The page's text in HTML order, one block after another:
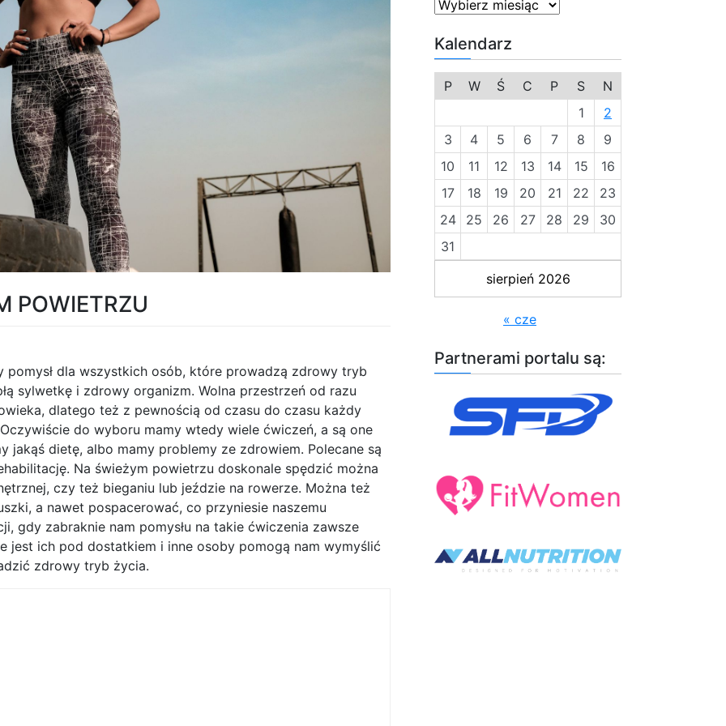
POWIETRZU
dla wszystkich osób, które prowadzą zdrowy tryb
sylwetkę i zdrowy organizm. Wolna przestrzeń od razu
dlatego też z pewnością od czasu do czasu każdy
do wyboru mamy wtedy wiele ćwiczeń, a są one
jakąś dietę, albo mamy problemy ze zdrowiem. Polecane są
Na świeżym powietrzu doskonale spędzić można
czy też bieganiu lub jeździe na rowerze. Można też
a nawet pospacerować, co przyniesie naszemu
gdy zabraknie nam pomysłu na takie ćwiczenia zawsze
jest ich pod dostatkiem i inne osoby pomogą nam wymyślić
zdrowy tryb życia.
Kalendarz
sierpień 2026
P W Ś C P S
N
1
2
3
4 5 6 7 8
9
10
11 12 13 14 15
16
17
18 19 20 21 22
23
24
25 26 27 28 29
30
31
« cze
Partnerami portalu są: